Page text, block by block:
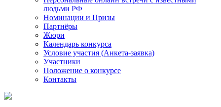
людьми РФ
Номинации и Призы
Партнёры
Жюри
Календарь конкурса
Условие участия (Анкета-заявка)
Участники
Положение о конкурсе
Контакты